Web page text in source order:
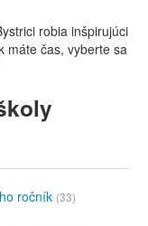
robia inšpirujúci
máte čas, vyberte sa
ročník (33)